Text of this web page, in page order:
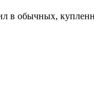
обычных,